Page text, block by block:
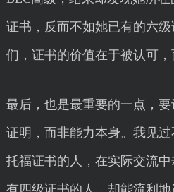
证书，反而不如她已有的六
们，证书的价值在于被认可，
最后，也是最重要的一点，
证明，而非能力本身。我见
托福证书的人，在实际交流
有四级证书的人，却能流利